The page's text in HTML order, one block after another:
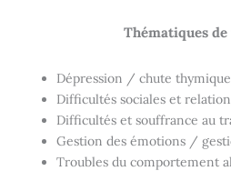
Thématiques
Dépression / chute thymique
Difficultés sociales et
Difficultés et souffrance au
Gestion des émotions /
Troubles du comportement